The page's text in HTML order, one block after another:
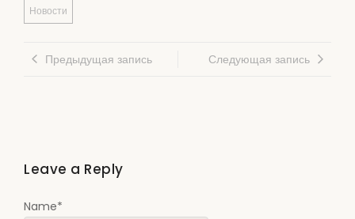
Новости
Предыдущая запись Следующая запись
Leave a Reply
Name*